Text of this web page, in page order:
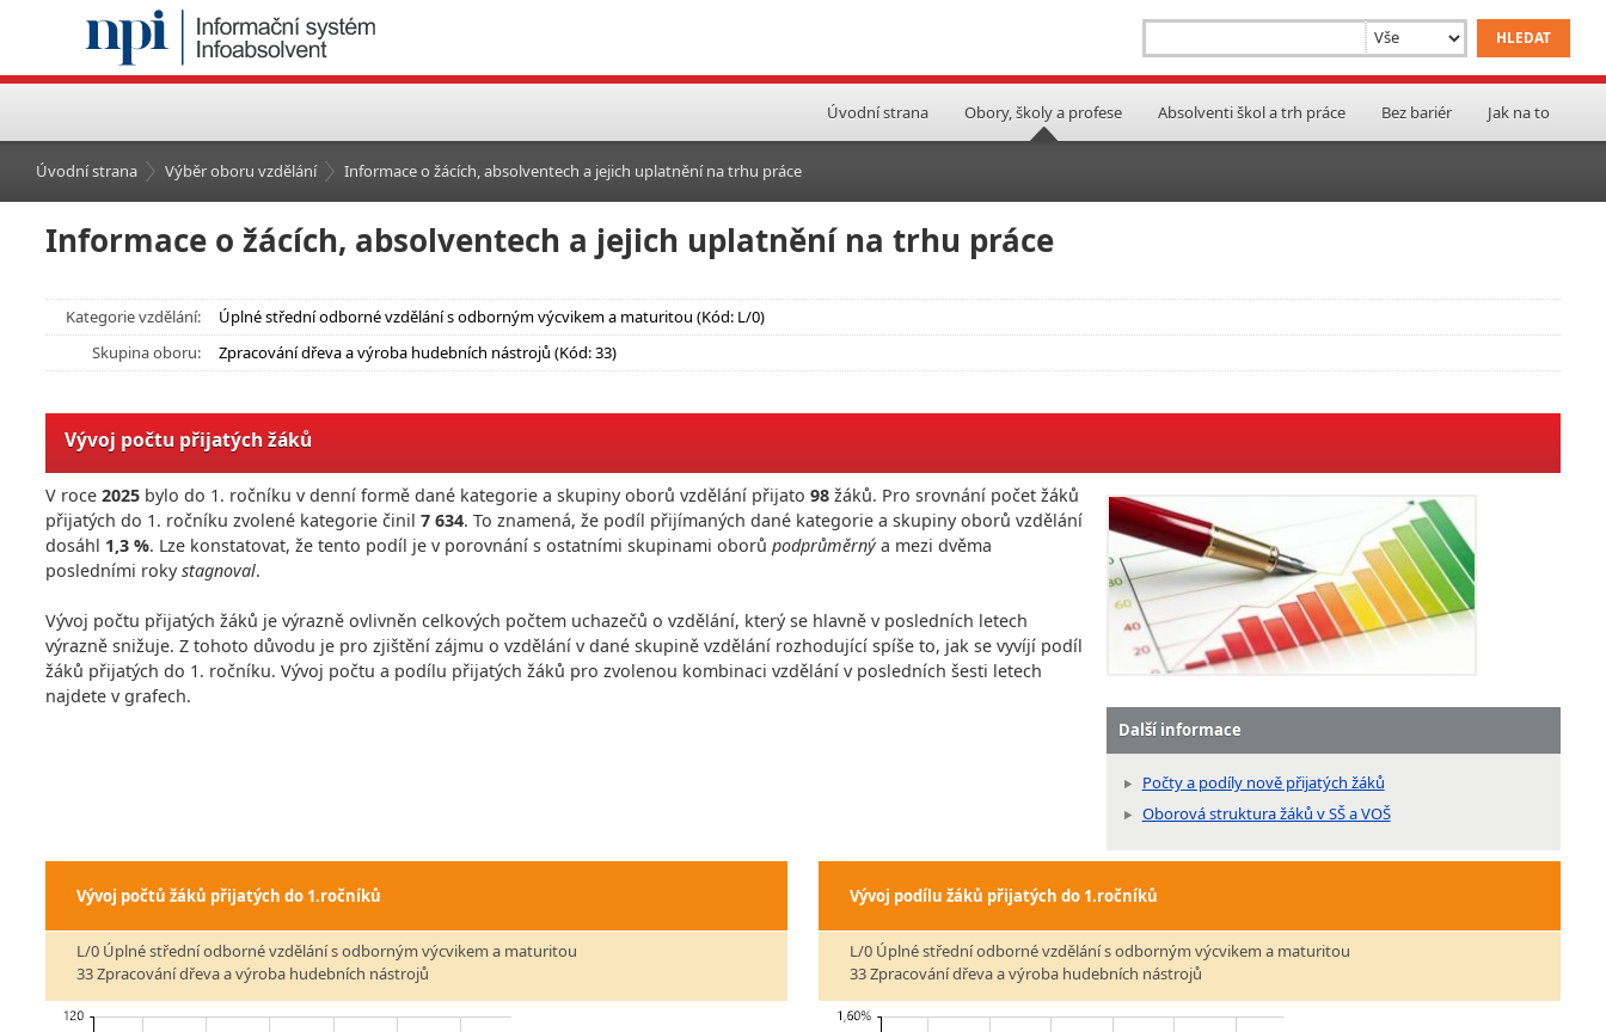
Úvodní strana Obory, školy a profese Absolventi škol a trh práce Bez bariér Jak na to
Úvodní strana Výběr oboru vzdělání Informace o žácích, absolventech a jejich uplatnění na trhu práce
Informace o žácích, absolventech a jejich uplatnění na trhu práce
Kategorie vzdělání:
Úplné střední odborné vzdělání s odborným výcvikem a maturitou (Kód: L/0)
Skupina oboru:
Zpracování dřeva a výroba hudebních nástrojů (Kód: 33)
Vývoj počtu přijatých žáků
V roce 2025 bylo do 1. ročníku v denní formě dané kategorie a skupiny oborů vzdělání přijato 98 žáků. Pro srovnání počet žáků
přijatých do 1. ročníku zvolené kategorie činil 7 634. To znamená, že podíl přijímaných dané kategorie a skupiny oborů vzdělání
dosáhl 1,3 %. Lze konstatovat, že tento podíl je v porovnání s ostatními skupinami oborů podprůměrnýa mezi dvěma
posledními rokystagnoval.
Vývoj počtu přijatých žáků je výrazně ovlivněn celkových počtem uchazečů o vzdělání, který se hlavně v posledních letech
výrazně snižuje. Z tohoto důvodu je pro zjištění zájmu o vzdělání v dané skupině vzdělání rozhodující spíše to, jak se vyvíjí podíl
žáků přijatých do 1. ročníku. Vývoj počtu a podílu přijatých žáků pro zvolenou kombinaci vzdělání v posledních šesti letech
najdete v grafech.
Další informace
Počty a podíly nově přijatých žáků
Oborová struktura žáků v SŠ a VOŠ
Vývoj počtů žáků přijatých do 1.ročníků
L/0 Úplné střední odborné vzdělání s odborným výcvikem a maturitou
33 Zpracování dřeva a výroba hudebních nástrojů
Vývoj podílu žáků přijatých do 1.ročníků
L/0 Úplné střední odborné vzdělání s odborným výcvikem a maturitou
33 Zpracování dřeva a výroba hudebních nástrojů